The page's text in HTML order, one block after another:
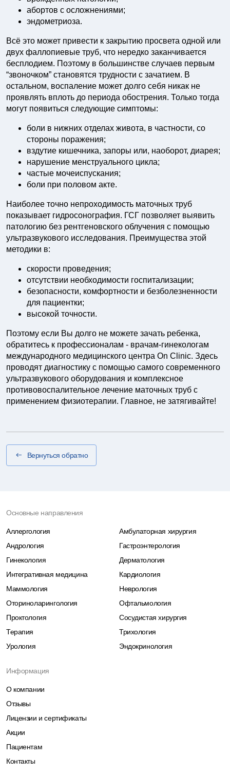
абортов с осложнениями;
эндометриоза.
Всё это может привести к закрытию просвета одной или
двух фаллопиевые труб, что нередко заканчивается
бесплодием. Поэтому в большинстве случаев первым
“звоночком” становятся трудности с зачатием. В
остальном, воспаление может долго себя никак не
проявлять вплоть до периода обострения. Только тогда
могут появиться следующие симптомы:
боли в нижних отделах живота, в частности, со
стороны поражения;
вздутие кишечника, запоры или, наоборот, диарея;
нарушение менструального цикла;
частые мочеиспускания;
боли при половом акте.
Наиболее точно непроходимость маточных труб
показывает гидросонография. ГСГ позволяет выявить
патологию без рентгеновского облучения с помощью
ультразвукового исследования. Преимущества этой
методики в:
скорости проведения;
отсутствии необходимости госпитализации;
безопасности, комфортности и безболезненности
для пациентки;
высокой точности.
Поэтому если Вы долго не можете зачать ребенка,
обратитесь к профессионалам - врачам-гинекологам
международного медицинского центра On Clinic. Здесь
проводят диагностику с помощью самого современного
ультразвукового оборудования и комплексное
противовоспалительное лечение маточных труб с
применением физиотерапии. Главное, не затягивайте!
Вернуться обратно
Основные направления
Аллергология
Амбулаторная хирургия
Андрология
Гастроэнтерология
Гинекология
Дерматология
Интегративная медицина
Кардиология
Маммология
Неврология
Оториноларингология
Офтальмология
Проктология
Сосудистая хирургия
Терапия
Трихология
Урология
Эндокринология
Информация
О компании
Отзывы
Лицензии и сертификаты
Акции
Пациентам
Контакты